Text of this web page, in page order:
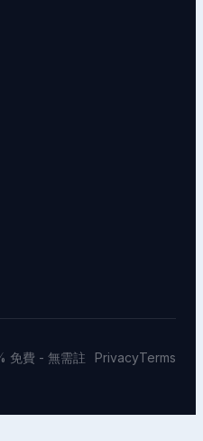
免費 - 無需註
PrivacyTerms